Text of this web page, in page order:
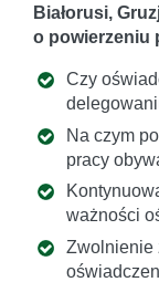
Białorusi,
o powierzeniu
Czy
Na czym
pracy
ważności
Zwolnienie